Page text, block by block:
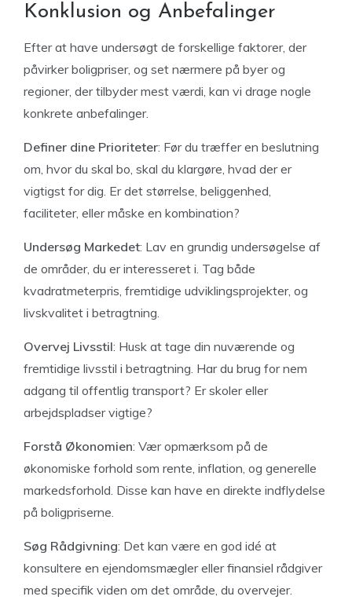
Konklusion og Anbefalinger
Efter at have undersøgt de forskellige faktorer, der
påvirker boligpriser, og set nærmere på byer og
regioner, der tilbyder mest værdi, kan vi drage nogle
konkrete anbefalinger.
Definer dine Prioriteter: Før du træffer en beslutning
om, hvor du skal bo, skal du klargøre, hvad der er
vigtigst for dig. Er det størrelse, beliggenhed,
faciliteter, eller måske en kombination?
Undersøg Markedet: Lav en grundig undersøgelse af
de områder, du er interesseret i. Tag både
kvadratmeterpris, fremtidige udviklingsprojekter, og
livskvalitet i betragtning.
Overvej Livsstil: Husk at tage din nuværende og
fremtidige livsstil i betragtning. Har du brug for nem
adgang til offentlig transport? Er skoler eller
arbejdspladser vigtige?
Forstå Økonomien: Vær opmærksom på de
økonomiske forhold som rente, inflation, og generelle
markedsforhold. Disse kan have en direkte indflydelse
på boligpriserne.
Søg Rådgivning: Det kan være en god idé at
konsultere en ejendomsmægler eller finansiel rådgiver
med specifik viden om det område, du overvejer.